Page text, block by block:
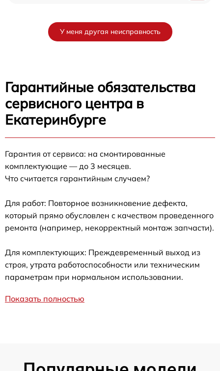
У меня другая неисправность
Гарантийные обязательства
сервисного центра в
Екатеринбурге
Гарантия от сервиса: на смонтированные
комплектующие — до 3 месяцев.
Что считается гарантийным случаем?
Для работ: Повторное возникновение дефекта,
который прямо обусловлен с качеством проведенного
ремонта (например, некорректный монтаж запчасти).
Для комплектующих: Преждевременный выход из
строя, утрата работоспособности или техническим
параметрам при нормальном использовании.
Показать полностью